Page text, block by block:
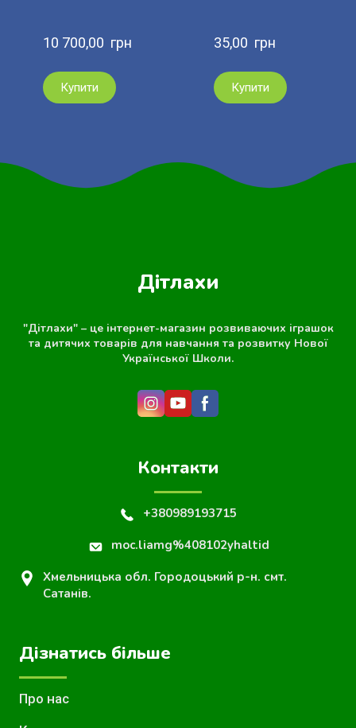
10 700,00  грн
Купити
35,00  грн
Купити
Дітлахи
"Дітлахи" – це інтернет-магазин розвиваючих іграшок
та дитячих товарів для навчання та розвитку Нової
Української Школи.
Контакти
+380989193715
moc.liamg%408102yhaltid
Хмельницька обл. Городоцький р-н. смт.
Сатанів.
Дізнатись більше
Про нас